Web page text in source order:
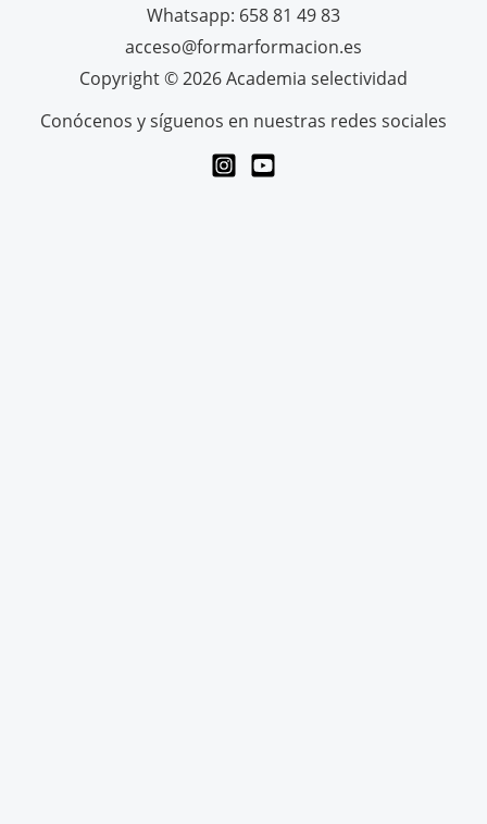
Whatsapp: 658 81 49 83
acceso@formarformacion.es
Copyright © 2026 Academia selectividad
Conócenos y síguenos en nuestras redes sociales